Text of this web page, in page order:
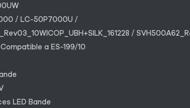
/ LC-50P7000U /
/
a ES-199/10
LED Bande